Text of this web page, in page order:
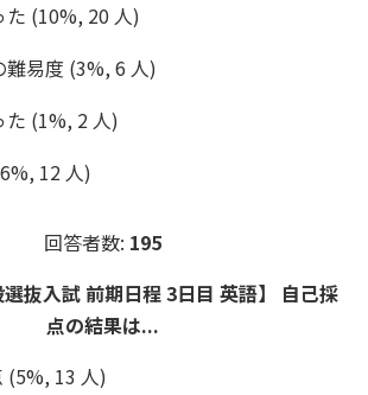
た (10%, 20 人)
難易度 (3%, 6 人)
た (1%, 2 人)
12 人)
回答者数: 195
選抜入試 前期日程 3日目 英語】 自己採
点の結果は...
(5%, 13 人)